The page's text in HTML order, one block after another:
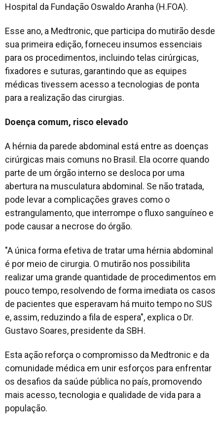
Hospital da Fundação Oswaldo Aranha (H.FOA).
Esse ano, a Medtronic, que participa do mutirão desde
sua primeira edição, forneceu insumos essenciais
para os procedimentos, incluindo telas cirúrgicas,
fixadores e suturas, garantindo que as equipes
médicas tivessem acesso a tecnologias de ponta
para a realização das cirurgias.
Doença comum, risco elevado
A hérnia da parede abdominal está entre as doenças
cirúrgicas mais comuns no Brasil. Ela ocorre quando
parte de um órgão interno se desloca por uma
abertura na musculatura abdominal. Se não tratada,
pode levar a complicações graves como o
estrangulamento, que interrompe o fluxo sanguíneo e
pode causar a necrose do órgão.
"A única forma efetiva de tratar uma hérnia abdominal
é por meio de cirurgia. O mutirão nos possibilita
realizar uma grande quantidade de procedimentos em
pouco tempo, resolvendo de forma imediata os casos
de pacientes que esperavam há muito tempo no SUS
e, assim, reduzindo a fila de espera", explica o Dr.
Gustavo Soares, presidente da SBH.
Esta ação reforça o compromisso da Medtronic e da
comunidade médica em unir esforços para enfrentar
os desafios da saúde pública no país, promovendo
mais acesso, tecnologia e qualidade de vida para a
população.